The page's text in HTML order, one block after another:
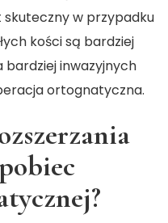
w przypadku
kości są bardziej
inwazyjnych
ortognatyczna.